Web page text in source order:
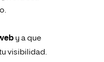
y a que
visibilidad.